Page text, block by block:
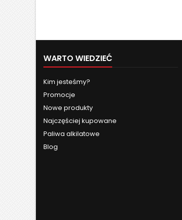
WARTO WIEDZIEĆ
Kim jesteśmy?
Promocje
Nowe produkty
Najczęściej kupowane
Paliwa alkilatowe
Blog